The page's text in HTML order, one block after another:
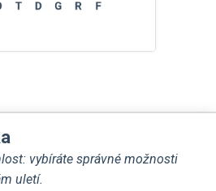
vybíráte správné možnosti
uletí.